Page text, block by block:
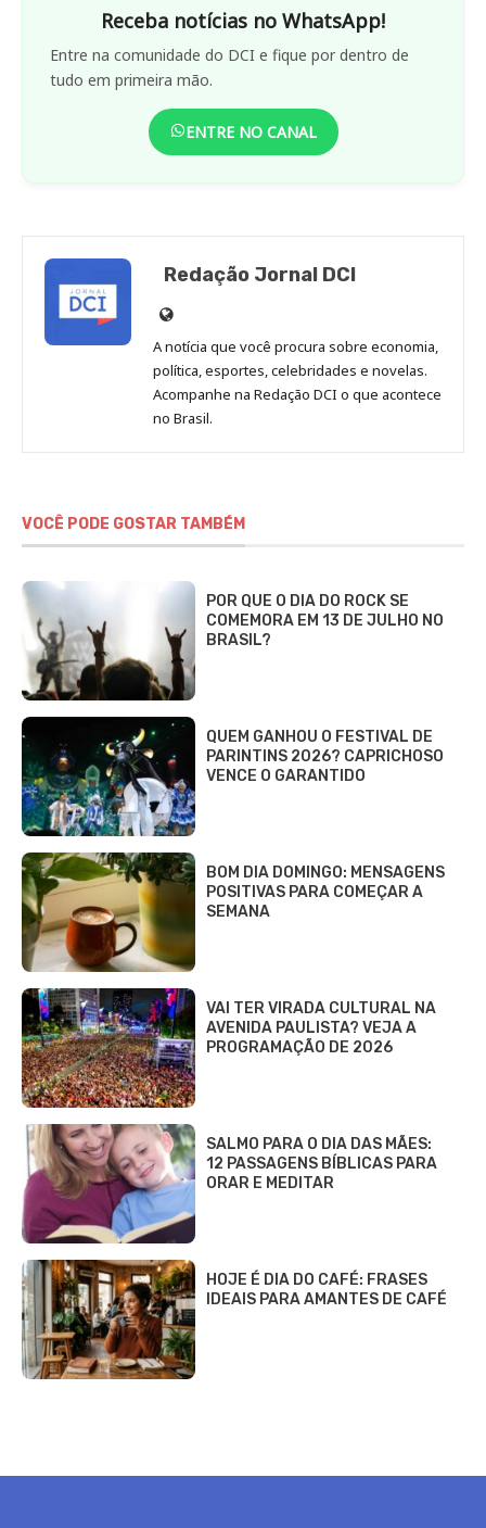
Receba notícias no WhatsApp!
Entre na comunidade do DCI e fique por dentro de
tudo em primeira mão.
ENTRE NO CANAL
Redação Jornal DCI
Site
de
Redação
Jornal
DCI
A notícia que você procura sobre economia,
política, esportes, celebridades e novelas.
Acompanhe na Redação DCI o que acontece
no Brasil.
VOCÊ PODE GOSTAR TAMBÉM
POR QUE O DIA DO ROCK SE
COMEMORA EM 13 DE JULHO NO
BRASIL?
QUEM GANHOU O FESTIVAL DE
PARINTINS 2026? CAPRICHOSO
VENCE O GARANTIDO
BOM DIA DOMINGO: MENSAGENS
POSITIVAS PARA COMEÇAR A
SEMANA
VAI TER VIRADA CULTURAL NA
AVENIDA PAULISTA? VEJA A
PROGRAMAÇÃO DE 2026
SALMO PARA O DIA DAS MÃES:
12 PASSAGENS BÍBLICAS PARA
ORAR E MEDITAR
HOJE É DIA DO CAFÉ: FRASES
IDEAIS PARA AMANTES DE CAFÉ